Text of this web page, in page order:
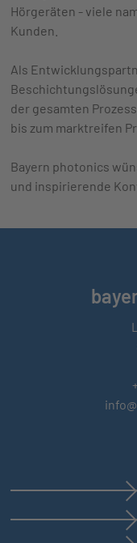
Hörgeräten - viele
Kunden.
Als
der gesamten
bis zum marktreifen
Bayern photonics
und inspirierende